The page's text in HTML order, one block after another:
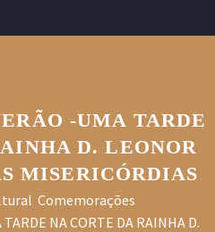
-UMA TARDE
D. LEONOR
MISERICÓRDIAS
Comemorações
NA CORTE DA RAINHA D.